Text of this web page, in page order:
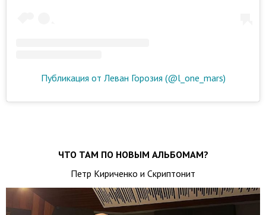
Публикация от Леван Горозия (@l_one_mars)
ЧТО ТАМ ПО НОВЫМ АЛЬБОМАМ?
Петр Кириченко и Скриптонит